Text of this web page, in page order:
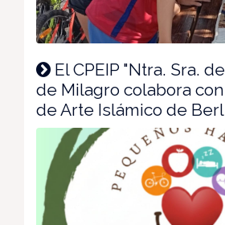
El CPEIP "Ntra. Sra.
de Milagro colabora
de Arte Islámico de